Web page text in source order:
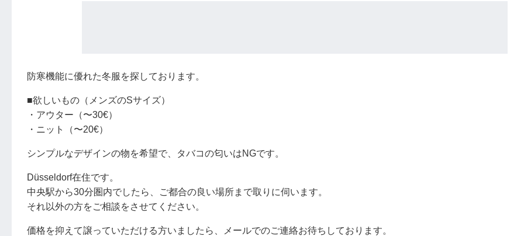
防寒機能に優れた冬服を探しております。
■欲しいもの（メンズのSサイズ）
・アウター（〜30€）
・ニット（〜20€）
シンプルなデザインの物を希望で、タバコの匂いはNGです。
Düsseldorf在住です。
中央駅から30分圏内でしたら、ご都合の良い場所まで取りに伺います。
それ以外の方をご相談をさせてください。
価格を抑えて譲っていただける方いましたら、メールでのご連絡お待ちしております。